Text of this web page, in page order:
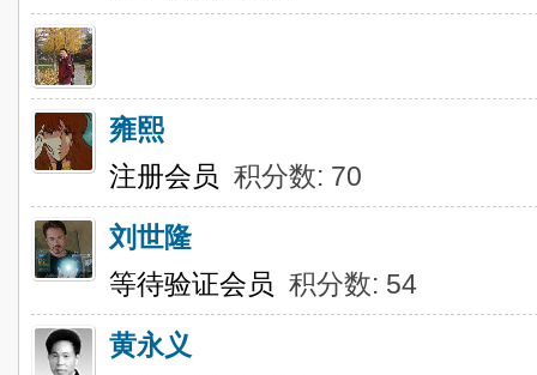
雍熙
注册会员 积分数: 70
刘世隆
等待验证会员 积分数: 54
黄永义